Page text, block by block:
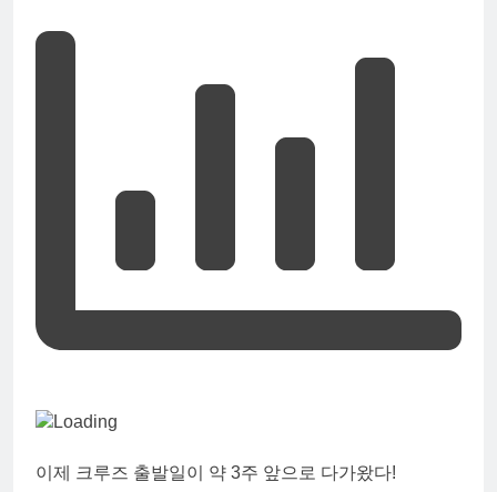
이제 크루즈 출발일이 약 3주 앞으로 다가왔다!